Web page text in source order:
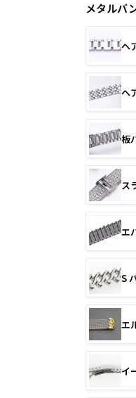
メタルバ
ヘ
ヘ
板
ス
エ
S
エ
イ